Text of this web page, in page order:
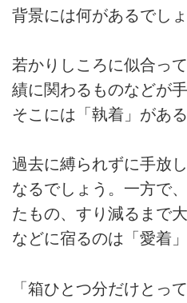
背景には何があるでしょ
若かりしころに似合っ
績に関わるものなどが
そこには「執着」があ
過去に縛られずに手放
なるでしょう。一方で
たもの、すり減るまで
などに宿るのは「愛着」
「箱ひとつ分だけとっ